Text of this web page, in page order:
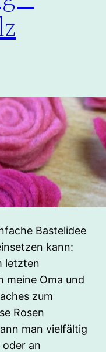
Bastelidee
kann:
letzten
meine Oma und
zum
Rosen
man vielfältig
oder an